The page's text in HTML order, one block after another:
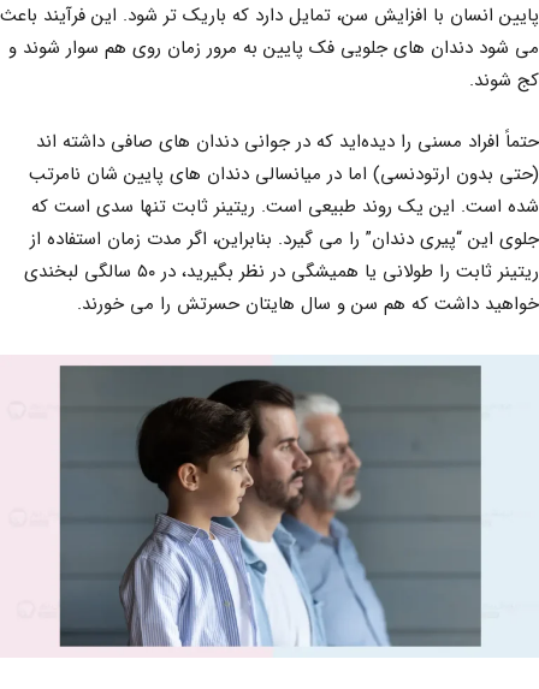
پایین انسان با افزایش سن، تمایل دارد که باریک تر شود. این فرآیند باعث
می شود دندان های جلویی فک پایین به مرور زمان روی هم سوار شوند و
کج شوند.
حتماً افراد مسنی را دیده‌اید که در جوانی دندان های صافی داشته اند
(حتی بدون ارتودنسی) اما در میانسالی دندان های پایین شان نامرتب
شده است. این یک روند طبیعی است. ریتینر ثابت تنها سدی است که
جلوی این “پیری دندان” را می گیرد. بنابراین، اگر مدت زمان استفاده از
ریتینر ثابت را طولانی یا همیشگی در نظر بگیرید، در ۵۰ سالگی لبخندی
خواهید داشت که هم سن و سال هایتان حسرتش را می خورند.